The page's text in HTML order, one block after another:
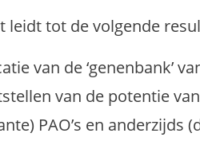
leidt tot de volgende
van de ‘genenbank’
van de potentie
PAO’s en anderzijds